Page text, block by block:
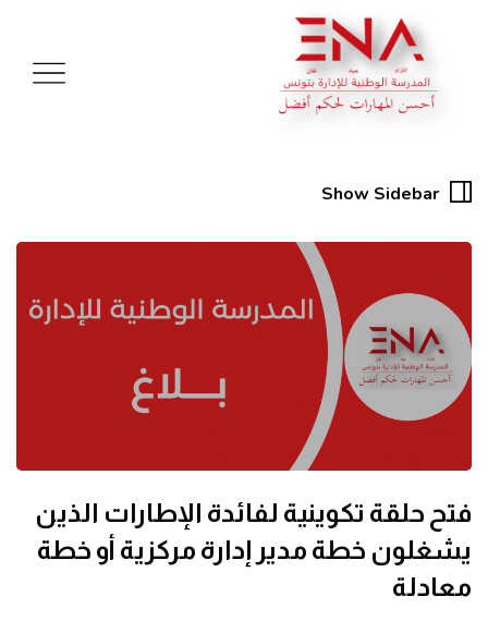
Show Sidebar
فتح حلقة تكوينية لفائدة الإطارات الذين
يشغلون خطة مدير إدارة مركزية أو خطة
معادلة